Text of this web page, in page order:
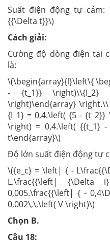
Suất điện động tự
{{\Delta t}}\)
Cách giải:
Cường độ dòng điện tại
là:
\(\begin{array}{l}\left\{
- {t_1}}
\right)\end{array}
{I_1} = 0,4.\left( {5 -
\right) = 0,4.\left( {{t_1}
t\end{array}\)
Độ lớn suất điện động tự
\({e_c} = \left| { -
L.\frac{{\left| {\Delta
0,005.\frac{{\left| { -
0,002\,\,\left( V \right)\)
Chọn B.
Câu 18: